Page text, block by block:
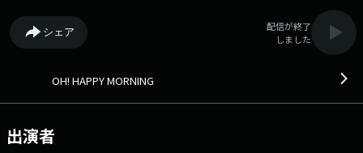
https://form.jfn.co.jp/happy/message Xハッシュタグは「#ハピモ
ニ」 Xアカウントは「@hapimoni」
シェア
配信が終了
しました
OH! HAPPY MORNING
出演者